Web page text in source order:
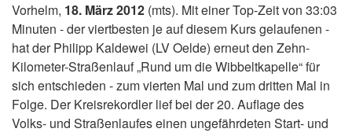
Vorhelm, 18. März 2012 (mts). Mit einer Top-Zeit von 33:03
Minuten - der viertbesten je auf diesem Kurs gelaufenen -
hat der Philipp Kaldewei (LV Oelde) erneut den Zehn-
Kilometer-Straßenlauf „Rund um die Wibbeltkapelle“ für
sich entschieden - zum vierten Mal und zum dritten Mal in
Folge. Der Kreisrekordler lief bei der 20. Auflage des
Volks- und Straßenlaufes einen ungefährdeten Start- und